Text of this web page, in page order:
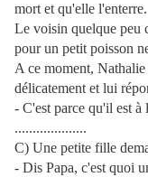
mort et qu'elle l'enterre.
Le voisin quelque peu
pour un petit poisson
A ce moment,
délicatement et lui
- C'est parce qu'il est
....................
C) Une petite fille
- Dis Papa, c'est quoi